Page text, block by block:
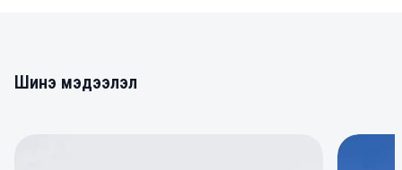
Шинэ мэдээлэл